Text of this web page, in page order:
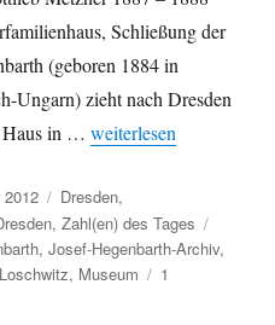
Schließung der
(geboren 1884 in
Ungarn) zieht nach Dresden
Haus in …„Das Josef-
weiterlesen
2012 Kategorien
Dresden,
,Zahl(en) des Tages
,Josef-Hegenbarth-Archiv,
Loschwitz, Museum
1